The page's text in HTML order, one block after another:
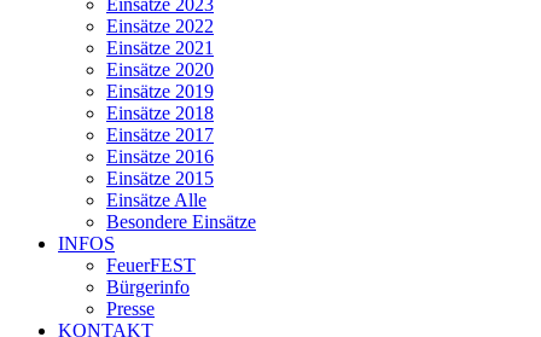
Einsätze 2022
Einsätze 2021
Einsätze 2020
Einsätze 2019
Einsätze 2018
Einsätze 2017
Einsätze 2016
Einsätze 2015
Einsätze Alle
Besondere Einsätze
INFOS
FeuerFEST
Bürgerinfo
Presse
KONTAKT